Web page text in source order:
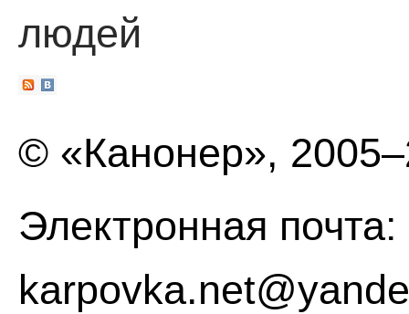
людей
© «Канонер»,
Электронная почта: